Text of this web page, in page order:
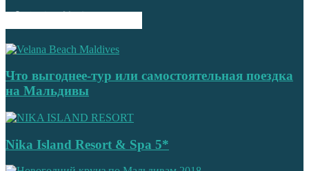
Что выгоднее-тур или самостоятельная поездка
на Мальдивы
Nika Island Resort & Spa 5*